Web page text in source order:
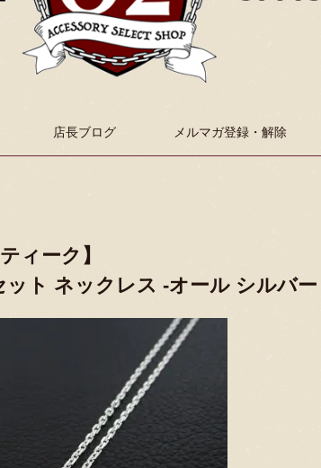
店長ブログ メルマガ登録・解除
ィーク】
ット ネックレス -オール シルバ